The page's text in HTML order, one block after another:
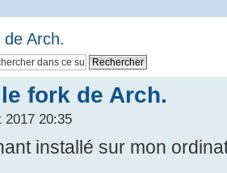
Arch.
fork de Arch.
2017 20:35
installé sur mon